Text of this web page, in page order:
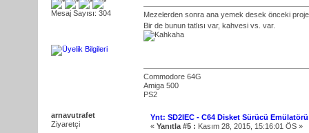
Mesaj Sayısı: 304
Mezelerden sonra ana yemek desek önceki
Bir de bunun tatlısı var, kahvesi vs. var.
Commodore 64G
Amiga 500
PS2
arnavutrafet
Ziyaretçi
Ynt: SD2IEC - C64 Disket Sürücü Emülatörü
« Yanıtla #5 : Kasım 28, 2015, 15:16:01 ÖS »